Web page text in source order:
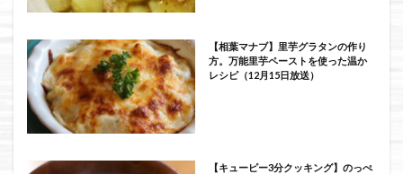
【相葉マナブ】里芋グラタンの作り
方。万能里芋ペーストを使った温か
レシピ（12月15日放送）
【キューピー3分クッキング】のっぺ